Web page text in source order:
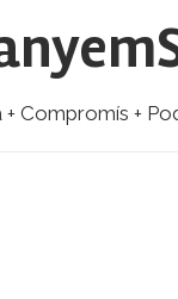
Compromís +